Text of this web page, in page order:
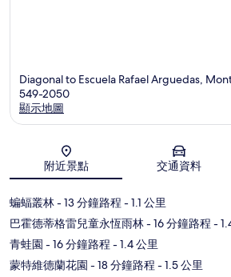
Diagonal to Escuela Rafael Arguedas,
549-2050
顯示地圖
附近景點 交通資料
蝙蝠叢林- 13 分鐘路程 - 1.1 公里
巴霍德蒂格雷兒童永恆雨林- 16 分鐘路程 -
青蛙園 - 16 分鐘路程 - 1.4 公里
蒙特維德蘭花園 - 18 分鐘路程 - 1.5 公里